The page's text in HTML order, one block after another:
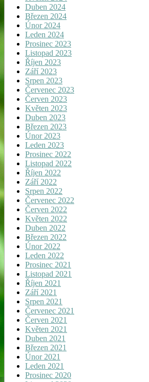
Duben 2024
Březen 2024
Únor 2024
Leden 2024
Prosinec 2023
Listopad 2023
Říjen 2023
Září 2023
Srpen 2023
Červenec 2023
Červen 2023
Květen 2023
Duben 2023
Březen 2023
Únor 2023
Leden 2023
Prosinec 2022
Listopad 2022
Říjen 2022
Září 2022
Srpen 2022
Červenec 2022
Červen 2022
Květen 2022
Duben 2022
Březen 2022
Únor 2022
Leden 2022
Prosinec 2021
Listopad 2021
Říjen 2021
Září 2021
Srpen 2021
Červenec 2021
Červen 2021
Květen 2021
Duben 2021
Březen 2021
Únor 2021
Leden 2021
Prosinec 2020